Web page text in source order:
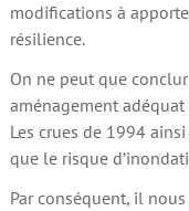
modifications à
résilience.
On ne peut que
aménagement
Les crues de 1994
que le risque
Par conséquent, il